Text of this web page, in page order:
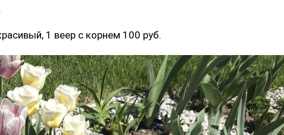
1 веер с корнем 100 руб.